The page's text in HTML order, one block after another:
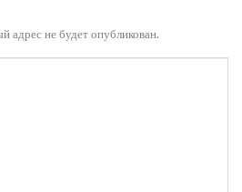
адрес не будет опубликован.